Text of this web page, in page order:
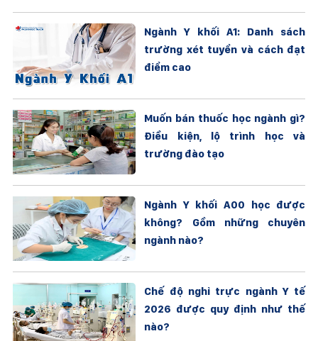
Ngành Y khối A1: Danh sách
trường xét tuyển và cách đạt
điểm cao
Muốn bán thuốc học ngành gì?
Điều kiện, lộ trình học và
trường đào tạo
Ngành Y khối A00 học được
không? Gồm những chuyên
ngành nào?
Chế độ nghỉ trực ngành Y tế
2026 được quy định như thế
nào?